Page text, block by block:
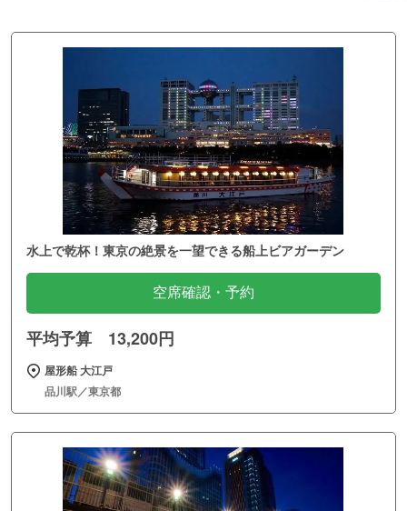
水上で乾杯！東京の絶景を一望できる船上ビアガーデン
空席確認・予約
平均予算 13,200円
屋形船 大江戸
品川駅／東京都